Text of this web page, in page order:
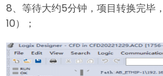
8、等待大约5分钟，项目转换完毕
10）；